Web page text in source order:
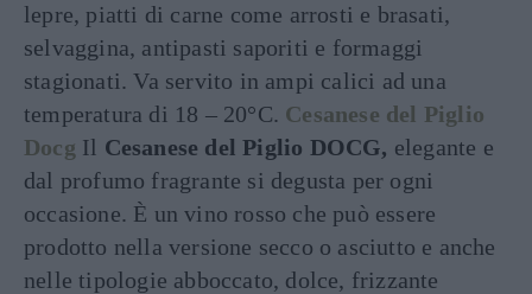
lepre, piatti di carne come arrosti e brasati,
selvaggina, antipasti saporiti e formaggi
stagionati. Va servito in ampi calici ad una
temperatura di 18 – 20°C. Cesanese del Piglio
Docg Il Cesanese del Piglio DOCG, elegante e
dal profumo fragrante si degusta per ogni
occasione. È un vino rosso che può essere
prodotto nella versione secco o asciutto e anche
nelle tipologie abboccato, dolce, frizzante